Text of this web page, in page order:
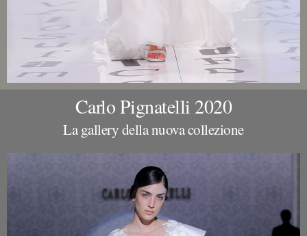
Carlo Pignatelli 2020
La gallery della nuova collezione